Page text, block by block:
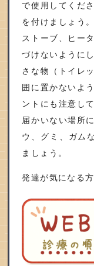
で使用してくだ
を付けましょう
ストーブ、ヒー
づけないように
さな物（トイレ
囲に置かないよ
ントにも注意し
届かいない場所
ウ、グミ、ガム
ましょう。
発達が気になる